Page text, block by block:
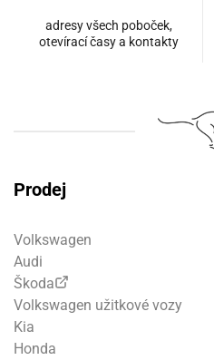
adresy všech poboček,
otevírací časy a kontakty
Prodej
Volkswagen
Audi
Škoda
Volkswagen užitkové vozy
Kia
Honda